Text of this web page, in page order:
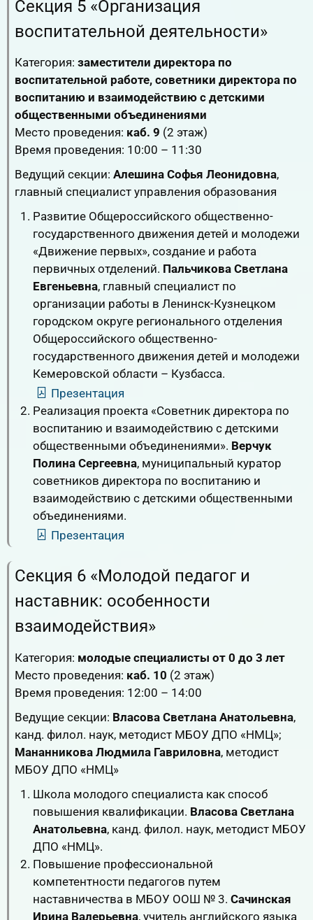
Секция 5 «Организация
воспитательной деятельности»
Категория: заместители директора по
воспитательной работе, советники директора по
воспитанию и взаимодействию с детскими
общественными объединениями
Место проведения: каб. 9 (2 этаж)
Время проведения: 10:00 – 11:30
Ведущий секции: Алешина Софья Леонидовна,
главный специалист управления образования
Развитие Общероссийского общественно-
государственного движения детей и молодежи
«Движение первых», создание и работа
первичных отделений. Пальчикова Светлана
Евгеньевна, главный специалист по
организации работы в Ленинск-Кузнецком
городском округе регионального отделения
Общероссийского общественно-
государственного движения детей и молодежи
Кемеровской области – Кузбасса.
Презентация
Реализация проекта «Советник директора по
воспитанию и взаимодействию с детскими
общественными объединениями». Верчук
Полина Сергеевна, муниципальный куратор
советников директора по воспитанию и
взаимодействию с детскими общественными
объединениями.
Презентация
Секция 6 «Молодой педагог и
наставник: особенности
взаимодействия»
Категория: молодые специалисты от 0 до 3 лет
Место проведения: каб. 10 (2 этаж)
Время проведения: 12:00 – 14:00
Ведущие секции: Власова Светлана Анатольевна,
канд. филол. наук, методист МБОУ ДПО «НМЦ»;
Мананникова Людмила Гавриловна, методист
МБОУ ДПО «НМЦ»
Школа молодого специалиста как способ
повышения квалификации. Власова Светлана
Анатольевна, канд. филол. наук, методист МБОУ
ДПО «НМЦ».
Повышение профессиональной
компетентности педагогов путем
наставничества в МБОУ ООШ № 3. Сачинская
Ирина Валерьевна, учитель английского языка